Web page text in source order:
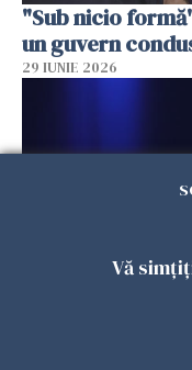
"Sub nicio
un guvern
29 IUNIE 2026
Vă